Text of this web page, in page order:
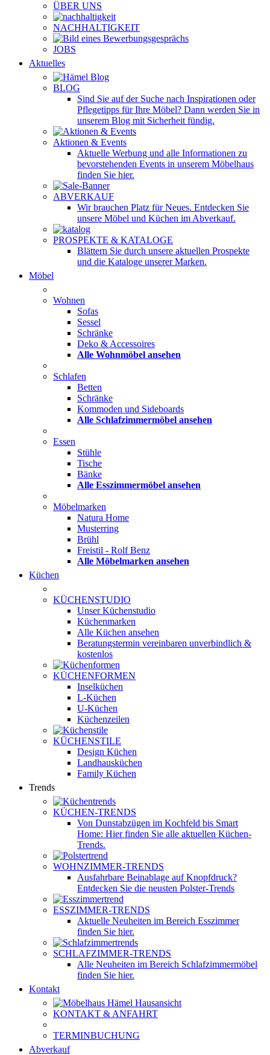
ÜBER UNS
NACHHALTIGKEIT
JOBS
Aktuelles
BLOG
Sind Sie auf der Suche nach Inspirationen oder
Pflegetipps für Ihre Möbel? Dann werden Sie in
unserem Blog mit Sicherheit fündig.
Aktionen & Events
Aktuelle Werbung und alle Informationen zu
bevorstehenden Events in unserem Möbelhaus
finden Sie hier.
ABVERKAUF
Wir brauchen Platz für Neues. Entdecken Sie
unsere Möbel und Küchen im Abverkauf.
PROSPEKTE & KATALOGE
Blättern Sie durch unsere aktuellen Prospekte
und die Kataloge unserer Marken.
Möbel
Wohnen
Sofas
Sessel
Schränke
Deko & Accessoires
Alle Wohnmöbel ansehen
Schlafen
Betten
Schränke
Kommoden und Sideboards
Alle Schlafzimmermöbel ansehen
Essen
Stühle
Tische
Bänke
Alle Esszimmermöbel ansehen
Möbelmarken
Natura Home
Musterring
Brühl
Freistil - Rolf Benz
Alle Möbelmarken ansehen
Küchen
KÜCHENSTUDIO
Unser Küchenstudio
Küchenmarken
Alle Küchen ansehen
Beratungstermin vereinbaren unverbindlich &
kostenlos
KÜCHENFORMEN
Inselküchen
L-Küchen
U-Küchen
Küchenzeilen
KÜCHENSTILE
Design Küchen
Landhausküchen
Family Küchen
Trends
KÜCHEN-TRENDS
Von Dunstabzügen im Kochfeld bis Smart
Home: Hier finden Sie alle aktuellen Küchen-
Trends.
WOHNZIMMER-TRENDS
Ausfahrbare Beinablage auf Knopfdruck?
Entdecken Sie die neusten Polster-Trends
ESSZIMMER-TRENDS
Aktuelle Neuheiten im Bereich Esszimmer
finden Sie hier.
SCHLAFZIMMER-TRENDS
Alle Neuheiten im Bereich Schlafzimmermöbel
finden Sie hier.
Kontakt
KONTAKT & ANFAHRT
TERMINBUCHUNG
Abverkauf